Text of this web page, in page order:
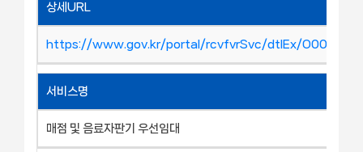
상세URL
https://www.gov.kr/portal/rcvfvrSvc/dtlEx/
서비스명
매점 및 음료자판기 우선임대